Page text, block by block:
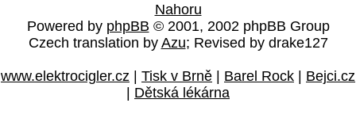
Nahoru
Powered by phpBB © 2001, 2002 phpBB Group
Czech translation by Azu; Revised by drake127
www.elektrocigler.cz | Tisk v Brně | Barel Rock | Bejci.cz
| Dětská lékárna